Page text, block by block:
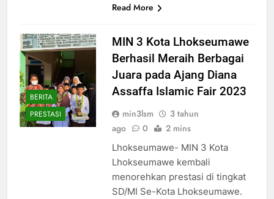
Read More
BERITA
PRESTASI
MIN 3 Kota Lhokseumawe
Berhasil Meraih Berbagai
Juara pada Ajang Diana
Assaffa Islamic Fair 2023
min3lsm
3 tahun
ago
0 2 mins
Lhokseumawe- MIN 3 Kota
Lhokseumawe kembali
menorehkan prestasi di tingkat
SD/MI Se-Kota Lhokseumawe.